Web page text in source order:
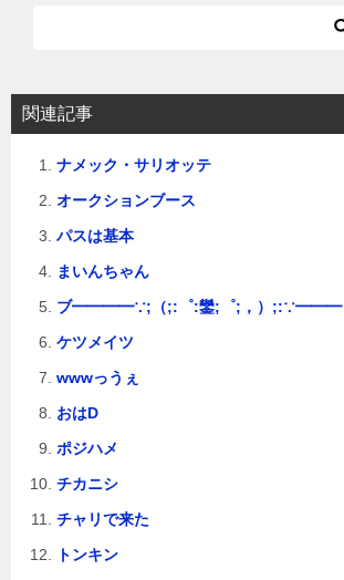
ョ
ン
関連記事
ナメック・サリオッテ
オークションブース
パスは基本
まいんちゃん
ブ━━━━∵;（;:゜:鑾;゜;，）;:∵━━━
ケツメイツ
wwwっうぇ
おはD
ポジハメ
チカニシ
チャリで来た
トンキン